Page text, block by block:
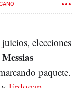
elecciones
paquete.